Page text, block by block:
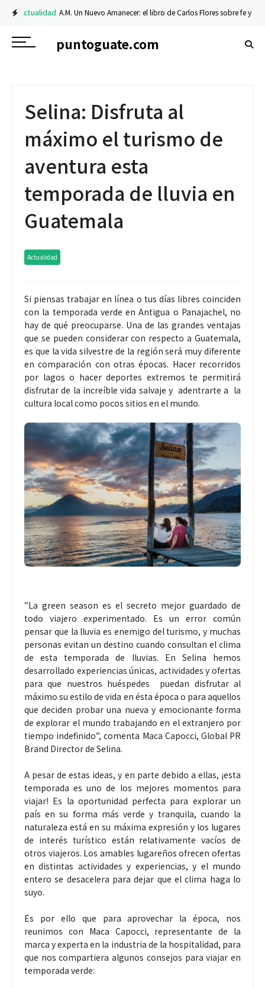
Actualidad A.M. Un Nuevo Amanecer: el libro de Carlos Flores sobre fe y
puntoguate.com
Selina: Disfruta al
máximo el turismo de
aventura esta
temporada de lluvia en
Guatemala
Actualidad
Si piensas trabajar en línea o tus días libres coinciden
con la temporada verde en Antigua o Panajachel, no
hay de qué preocuparse. Una de las grandes ventajas
que se pueden considerar con respecto a Guatemala,
es que la vida silvestre de la región será muy diferente
en comparación con otras épocas. Hacer recorridos
por lagos o hacer deportes extremos te permitirá
disfrutar de la increíble vida salvaje y adentrarte a la
cultura local como pocos sitios en el mundo.
”La green season es el secreto mejor guardado de
todo viajero experimentado. Es un error común
pensar que la lluvia es enemigo del turismo, y muchas
personas evitan un destino cuando consultan el clima
de esta temporada de lluvias. En Selina hemos
desarrollado experiencias únicas, actividades y ofertas
para que nuestros huéspedes puedan disfrutar al
máximo su estilo de vida en ésta época o para aquellos
que deciden probar una nueva y emocionante forma
de explorar el mundo trabajando en el extranjero por
tiempo indefinido”, comenta Maca Capocci, Global PR
Brand Director de Selina.
A pesar de estas ideas, y en parte debido a ellas, ¡esta
temporada es uno de los mejores momentos para
viajar! Es la oportunidad perfecta para explorar un
país en su forma más verde y tranquila, cuando la
naturaleza está en su máxima expresión y los lugares
de interés turístico están relativamente vacíos de
otros viajeros. Los amables lugareños ofrecen ofertas
en distintas actividades y experiencias, y el mundo
entero se desacelera para dejar que el clima haga lo
suyo.
Es por ello que para aprovechar la época, nos
reunimos con Maca Capocci, representante de la
marca y experta en la industria de la hospitalidad, para
que nos compartiera algunos consejos para viajar en
temporada verde: